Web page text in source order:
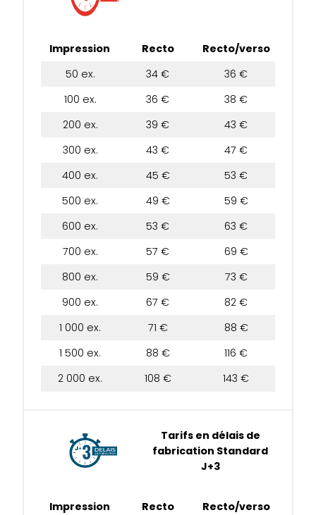
Impression Recto
Recto/verso
50 ex.
34 €
36 €
100 ex.
36 €
38 €
200 ex.
39 €
43 €
300 ex.
43 €
47 €
400 ex.
45 €
53 €
500 ex.
49 €
59 €
600 ex.
53 €
63 €
700 ex.
57 €
69 €
800 ex.
59 €
73 €
900 ex.
67 €
82 €
1 000 ex.
71 €
88 €
1 500 ex.
88 €
116 €
2 000 ex.
108 € 143 €
Tarifs en délais de
fabrication Standard
J+3
Impression Recto
Recto/verso